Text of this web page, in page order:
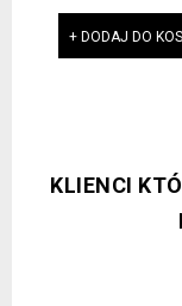
+ DODAJ DO
KLIENCI